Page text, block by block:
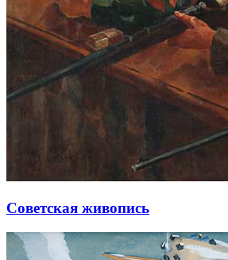
Советская живопись